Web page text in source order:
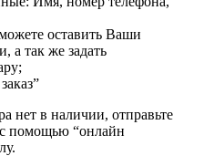
оставить Ваши
а так же задать
нет в наличии, отправьте
помощью “онлайн